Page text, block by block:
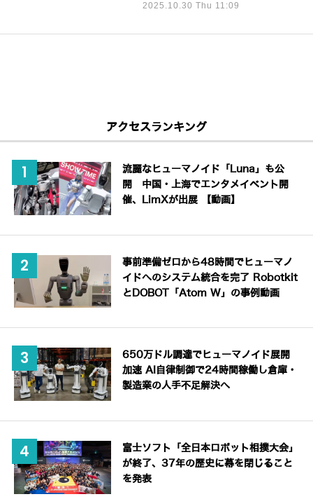
2025.10.30 Thu 11:09
アクセスランキング
流麗なヒューマノイド「Luna」も公
開 中国・上海でエンタメイベント開
催、LimXが出展 【動画】
事前準備ゼロから48時間でヒューマノ
イドへのシステム統合を完了 Robotkit
とDOBOT「Atom W」の事例動画
650万ドル調達でヒューマノイド展開
加速 AI自律制御で24時間稼働し倉庫・
製造業の人手不足解決へ
富士ソフト「全日本ロボット相撲大会」
が終了、37年の歴史に幕を閉じること
を発表